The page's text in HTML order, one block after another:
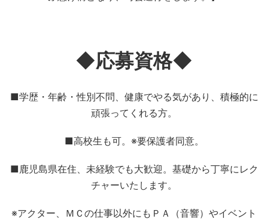
◆応募資格◆
■学歴・年齢・性別不問、健康でやる気があり、積極的に
頑張ってくれる方。
■高校生も可。※要保護者同意。
■鹿児島県在住、未経験でも大歓迎。基礎から丁寧にレク
チャーいたします。
※アクター、ＭＣの仕事以外にもＰＡ（音響）やイベント